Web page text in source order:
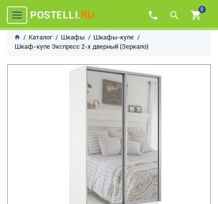
POSTELLI.RU 0
Каталог Шкафы
Шкафы-купе
Шкаф-купе Экспресс 2-х дверный (Зеркало)